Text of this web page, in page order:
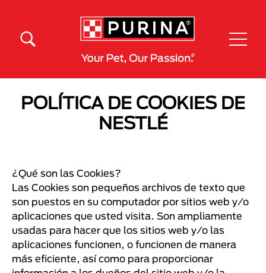
POLÍTICA DE COOKIES DE
NESTLÉ
¿Qué son las Cookies?
Las Cookies son pequeños archivos de texto que
son puestos en su computador por sitios web y/o
aplicaciones que usted visita. Son ampliamente
usadas para hacer que los sitios web y/o las
aplicaciones funcionen, o funcionen de manera
más eficiente, así como para proporcionar